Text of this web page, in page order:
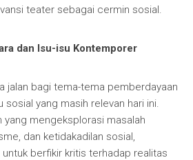
teater sebagai cermin sosial.
dan Isu-isu Kontemporer
jalan bagi tema-tema pemberdayaan
sosial yang masih relevan hari ini.
yang mengeksplorasi masalah
dan ketidakadilan sosial,
berfikir kritis terhadap realitas